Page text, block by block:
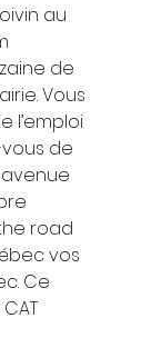
au
de
Vous
l’emploi
de
avenue
road
vos
Ce